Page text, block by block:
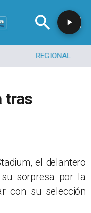
REGIONAL
tras
el delantero
su sorpresa por la
con su selección